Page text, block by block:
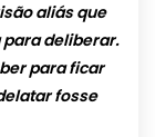
aliás que
deliberar.
para ficar
fosse